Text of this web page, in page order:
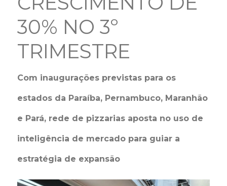
30% NO 3º
TRIMESTRE
Com inaugurações previstas para os
estados da Paraíba, Pernambuco, Maranhão
e Pará, rede de pizzarias aposta no uso de
inteligência de mercado para guiar a
estratégia de expansão